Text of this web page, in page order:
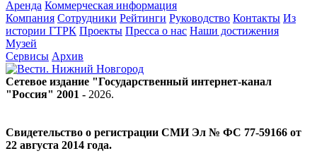
Аренда Коммерческая информация
Компания Сотрудники Рейтинги Руководство Контакты Из
истории ГТРК Проекты Пресса о нас Наши достижения
Музей
Сервисы Архив
Сетевое издание "Государственный интернет-канал
"Россия" 2001 - 2026.
Свидетельство о регистрации СМИ Эл № ФС 77-59166 от
22 августа 2014 года.